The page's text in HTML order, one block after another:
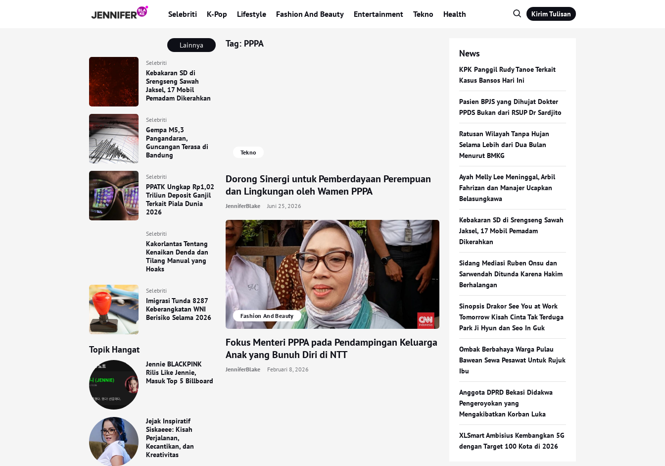
Selebriti K-Pop Lifestyle Fashion And Beauty Entertainment Tekno Health Kirim Tulisan
Lainnya
Selebriti
Kebakaran SD di
Srengseng Sawah
Jaksel, 17 Mobil
Pemadam Dikerahkan
Selebriti
Gempa M5,3
Pangandaran,
Guncangan Terasa di
Bandung
Selebriti
PPATK Ungkap Rp1,02
Triliun Deposit Ganjil
Terkait Piala Dunia
2026
Selebriti
Kakorlantas Tentang
Kenaikan Denda dan
Tilang Manual yang
Hoaks
Selebriti
Imigrasi Tunda 8287
Keberangkatan WNI
Berisiko Selama 2026
Topik Hangat
Jennie BLACKPINK
Rilis Like Jennie,
Masuk Top 5 Billboard
Jejak Inspiratif
Siskaeee: Kisah
Perjalanan,
Kecantikan, dan
Kreativitas
Tag: PPPA
Tekno
Dorong Sinergi untuk Pemberdayaan Perempuan
dan Lingkungan oleh Wamen PPPA
JenniferBlake Juni 25, 2026
Fashion And Beauty
Fokus Menteri PPPA pada Pendampingan Keluarga
Anak yang Bunuh Diri di NTT
JenniferBlake Februari 8, 2026
News
KPK Panggil Rudy Tanoe Terkait
Kasus Bansos Hari Ini
Pasien BPJS yang Dihujat Dokter
PPDS Bukan dari RSUP Dr Sardjito
Ratusan Wilayah Tanpa Hujan
Selama Lebih dari Dua Bulan
Menurut BMKG
Ayah Melly Lee Meninggal, Arbil
Fahrizan dan Manajer Ucapkan
Belasungkawa
Kebakaran SD di Srengseng Sawah
Jaksel, 17 Mobil Pemadam
Dikerahkan
Sidang Mediasi Ruben Onsu dan
Sarwendah Ditunda Karena Hakim
Berhalangan
Sinopsis Drakor See You at Work
Tomorrow Kisah Cinta Tak Terduga
Park Ji Hyun dan Seo In Guk
Ombak Berbahaya Warga Pulau
Bawean Sewa Pesawat Untuk Rujuk
Ibu
Anggota DPRD Bekasi Didakwa
Pengeroyokan yang
Mengakibatkan Korban Luka
XLSmart Ambisius Kembangkan 5G
dengan Target 100 Kota di 2026